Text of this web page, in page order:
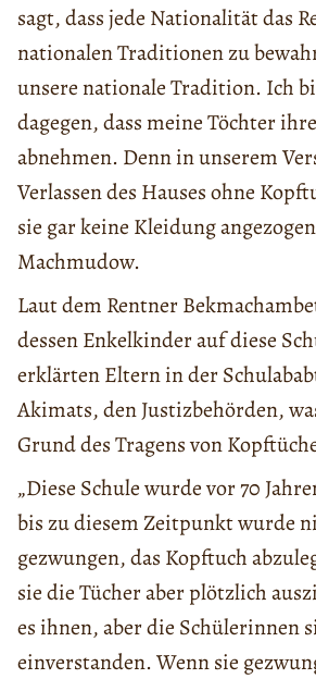
sagt, dass jede Nationalität das
nationalen Traditionen zu
unsere nationale Tradition. Ich
dagegen, dass meine Töchter
abnehmen. Denn in unserem
Verlassen des Hauses ohne
sie gar keine Kleidung
Machmudow.
Laut dem Rentner
dessen Enkelkinder auf diese
erklärten Eltern in der
Akimats, den Justizbehörden,
Grund des Tragens von
„Diese Schule wurde vor 70
bis zu diesem Zeitpunkt wurde
gezwungen, das Kopftuch
sie die Tücher aber plötzlich
es ihnen, aber die Schülerinnen
einverstanden. Wenn sie